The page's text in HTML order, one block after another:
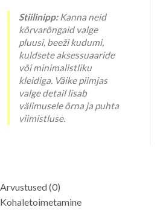
Stiilinipp:Kanna neid
kõrvarõngaid valge
pluusi, beeži kudumi,
kuldsete aksessuaaride
või minimalistliku
kleidiga. Väike piimjas
valge detail lisab
välimusele õrna ja puhta
viimistluse.
Arvustused (0)
Kohaletoimetamine